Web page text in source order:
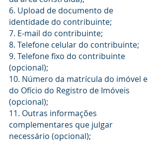
6. Upload de documento de
identidade do contribuinte;
7. E-mail do contribuinte;
8. Telefone celular do contribuinte;
9. Telefone fixo do contribuinte
(opcional);
10. Número da matrícula do imóvel e
do Ofício do Registro de Imóveis
(opcional);
11. Outras informações
complementares que julgar
necessário (opcional);